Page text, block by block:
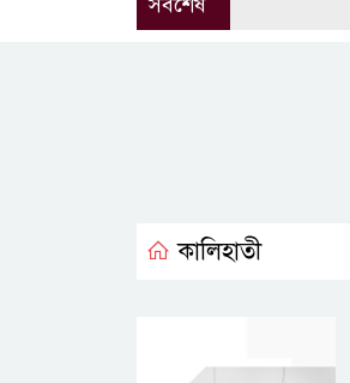
কালিহাতী